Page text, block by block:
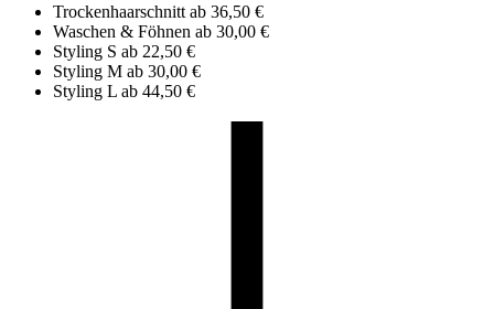
Trockenhaarschnitt ab 36,50 €
Waschen & Föhnen ab 30,00 €
Styling S ab 22,50 €
Styling M ab 30,00 €
Styling L ab 44,50 €